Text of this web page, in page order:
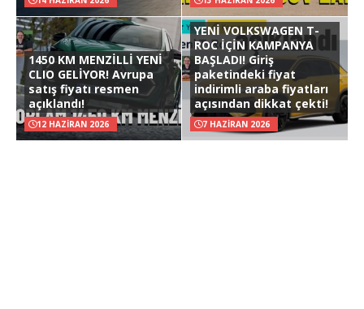
1450 KM MENZİLLİ YENİ
CLIO GELİYOR! Avrupa
satış fiyatı resmen
açıklandı!
12 HAZIRAN 2026
YENİ VOLKSWAGEN T-
ROC İÇİN KAMPANYA
BAŞLADI! Giriş
paketindeki fiyat
indirimli araba fiyatları
açısından dikkat çekti!
7 HAZIRAN 2026